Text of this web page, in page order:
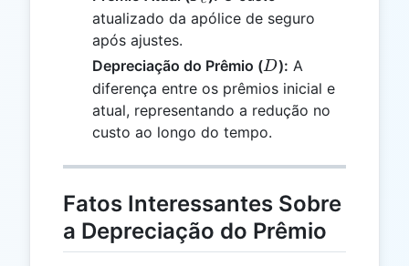
atualizado da apólice de seguro
após ajustes.
Depreciação do Prêmio (D
D): A
diferença entre os prêmios inicial e
atual, representando a redução no
custo ao longo do tempo.
Fatos Interessantes Sobre
a Depreciação do Prêmio